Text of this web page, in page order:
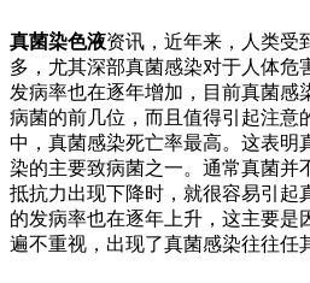
真菌染色液资讯，近年来，人类受
多，尤其深部真菌感染对于人体危
发病率也在逐年增加，目前真菌感
病菌的前几位，而且值得引起注意
中，真菌感染死亡率最高。这表明
染的主要致病菌之一。通常真菌并
抵抗力出现下降时，就很容易引起
的发病率也在逐年上升，这主要是
遍不重视，出现了真菌感染往往任